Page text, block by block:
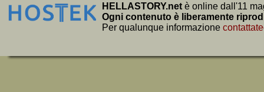
HELLASTORY.net è online dall'11
Ogni contenuto è liberamente
Per qualunque informazione